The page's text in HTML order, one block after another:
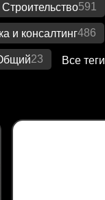
Строительство591
и консалтинг486
23 Все теги